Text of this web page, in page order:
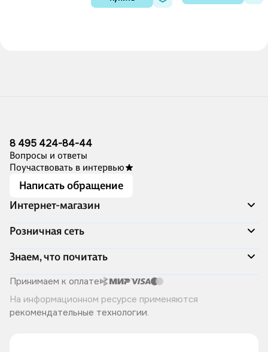
8 495 424-84-44
Вопросы и ответы
Поучаствовать в интервью
Написать обращение
Интернет-магазин
Акции
Доставка и оплата
Программа лояльности
Подарочные сертификаты
Правила продажи
Политика конфиденциальности
Розничная сеть
Адреса магазинов
Книжный Дозор
О компании
Читай-город для бизнеса
Хотите у нас работать?
Знаем, что почитать
Скоро в продаже
Лучшие из лучших
Читай-журнал
Принимаем к оплате
На информационном ресурсе применяются
рекомендательные технологии.